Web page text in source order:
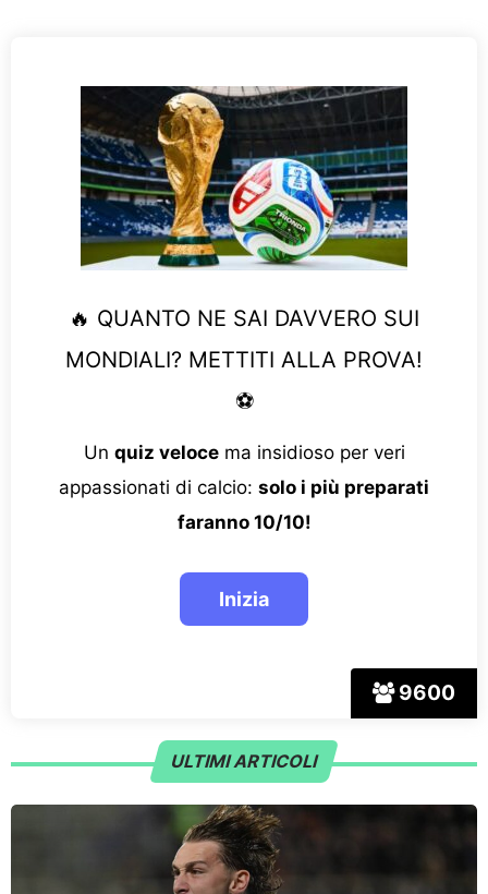
9600
🔥 QUANTO NE SAI DAVVERO SUI
MONDIALI? METTITI ALLA PROVA!
⚽
Un quiz velocema insidioso per veri
appassionati di calcio: solo i più preparati
faranno 10/10!
ULTIMI ARTICOLI